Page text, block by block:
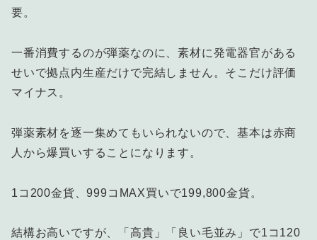
要。
一番消費するのが弾薬なのに、素材に発電器官がある
せいで拠点内生産だけで完結しません。そこだけ評価
マイナス。
弾薬素材を逐一集めてもいられないので、基本は赤商
人から爆買いすることになります。
1コ200金貨、999コMAX買いで199,800金貨。
結構お高いですが、「高貴」「良い毛並み」で1コ120